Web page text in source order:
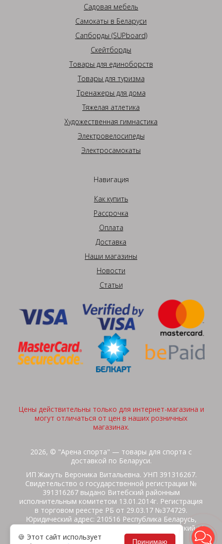
Садовая мебель
Самокаты в Беларуси
Сапборды (SUPboard)
Скейтборды
Товары для единоборств
Товары для туризма
Тренажеры для дома
Тяжелая атлетика
Художественная гимнастика
Электровелосипеды
Электросамокаты
Навигация
Как купить
Рассрочка
Оплата
Доставка
Наши магазины
Новости
Статьи
Цены действительны только для интернет-магазина и
могут отличаться от цен в наших розничных
магазинах.
2026, © "Арена спорта" — товары для спорта с
доставкой по Беларуси.
ИП Жакуть Вероника Витальевна. УНП 391316267.
Свидетельство о государственной регистрации №
391316267 выдано Витебский районным
исполнительным комитетом 13.01.2014г. Регистрация
в торговом реестре РБ от 29.03.17 №374729.
Юридический адрес: 210516 Республика Беларусь,
Витебская область, Витебский район, Бабиничский с/
с, аг.Ольгово, ул.Школьная
🍪 Этот сайт использует
Принимаю